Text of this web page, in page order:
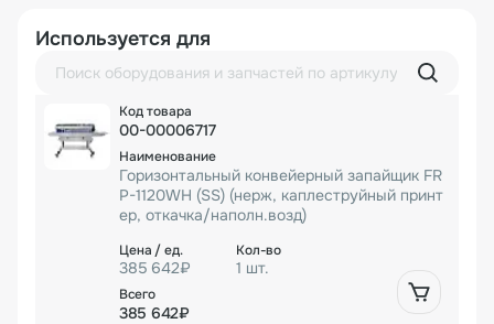
Используется для
00-00006717
Горизонтальный конвейерный запайщик FR
P-1120WH (SS) (нерж, каплеструйный принт
ер, откачка/наполн.возд)
385 642₽ 1 шт.
385 642₽